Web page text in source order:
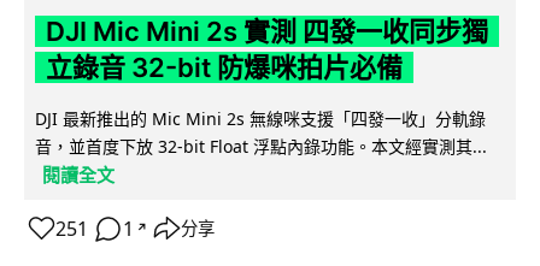
DJI Mic Mini 2s 實測 四發一收同步獨
立錄音 32-bit 防爆咪拍片必備
DJI 最新推出的 Mic Mini 2s 無線咪支援「四發一收」分軌錄
音，並首度下放 32-bit Float 浮點內錄功能。本文經實測其...
閱讀全文
251 1 ↗ 分享